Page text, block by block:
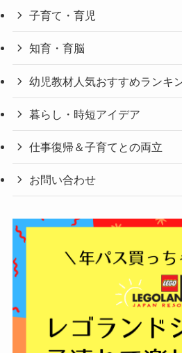
子育て・育児
知育・育脳
幼児教材人気おすすめランキ
暮らし・時短アイデア
仕事復帰＆子育てとの両立
お問い合わせ